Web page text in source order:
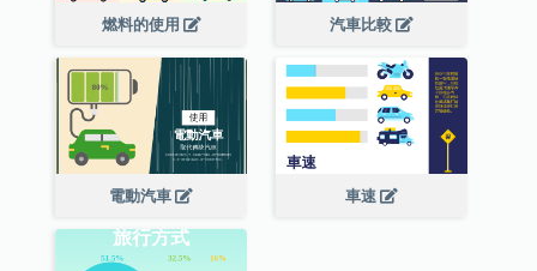
燃料的使用 汽車比較
電動汽車 車速